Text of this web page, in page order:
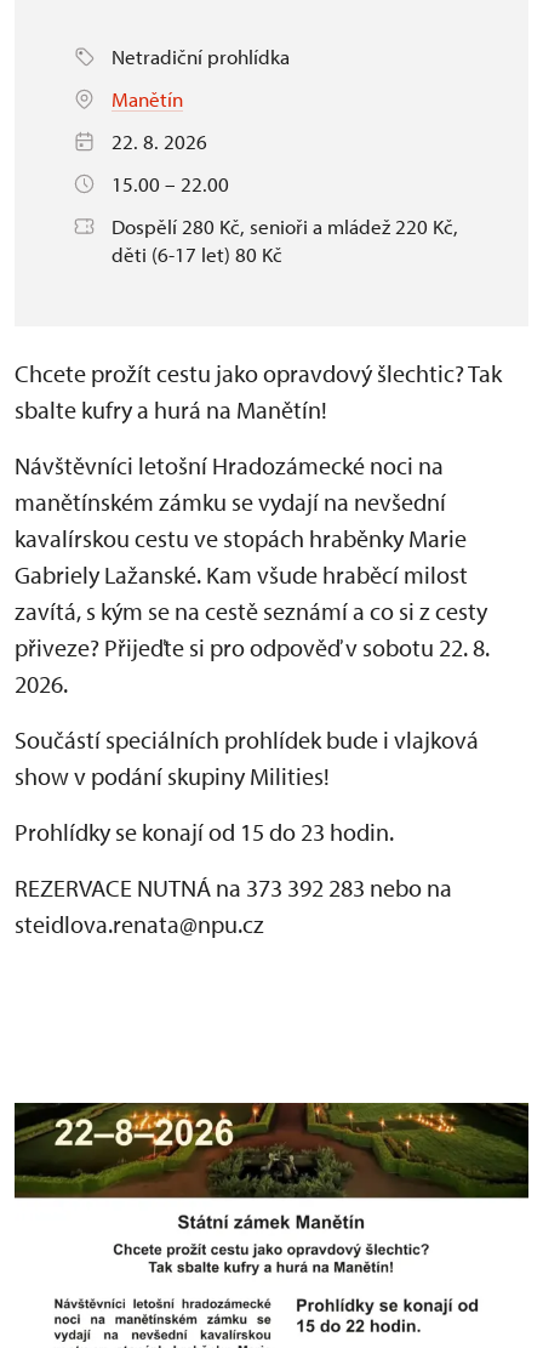
Netradiční prohlídka
Manětín
22. 8. 2026
15.00 – 22.00
Dospělí 280 Kč, senioři a mládež 220 Kč,
děti (6-17 let) 80 Kč
Chcete prožít cestu jako opravdový šlechtic? Tak
sbalte kufry a hurá na Manětín!
Návštěvníci letošní Hradozámecké noci na
manětínském zámku se vydají na nevšední
kavalírskou cestu ve stopách hraběnky Marie
Gabriely Lažanské. Kam všude hraběcí milost
zavítá, s kým se na cestě seznámí a co si z cesty
přiveze? Přijeďte si pro odpověď v sobotu 22. 8.
2026.
Součástí speciálních prohlídek bude i vlajková
show v podání skupiny Milities!
Prohlídky se konají od 15 do 23 hodin.
REZERVACE NUTNÁ na 373 392 283 nebo na
steidlova.renata@npu.cz